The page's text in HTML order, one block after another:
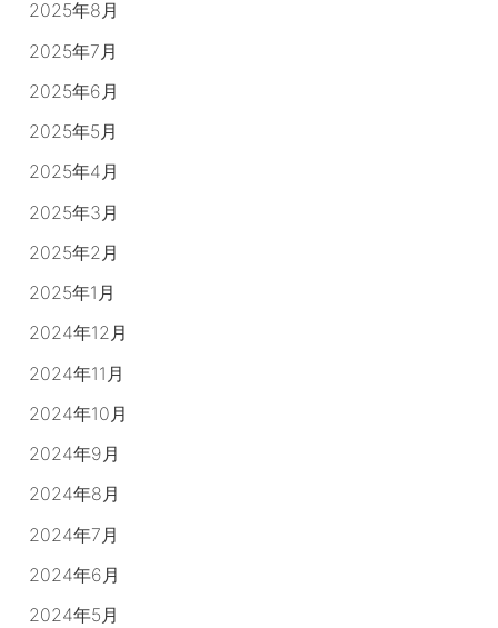
2025年8月
2025年7月
2025年6月
2025年5月
2025年4月
2025年3月
2025年2月
2025年1月
2024年12月
2024年11月
2024年10月
2024年9月
2024年8月
2024年7月
2024年6月
2024年5月